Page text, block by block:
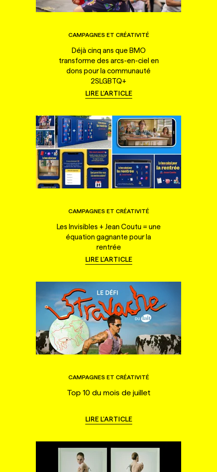
CAMPAGNES ET CRÉATIVITÉ
Déjà cinq ans que BMO
transforme des arcs-en-ciel en
dons pour la communauté
2SLGBTQ+
LIRE L'ARTICLE
CAMPAGNES ET CRÉATIVITÉ
Les Invisibles + Jean Coutu = une
équation gagnante pour la
rentrée
LIRE L'ARTICLE
CAMPAGNES ET CRÉATIVITÉ
Top 10 du mois de juillet
LIRE L'ARTICLE